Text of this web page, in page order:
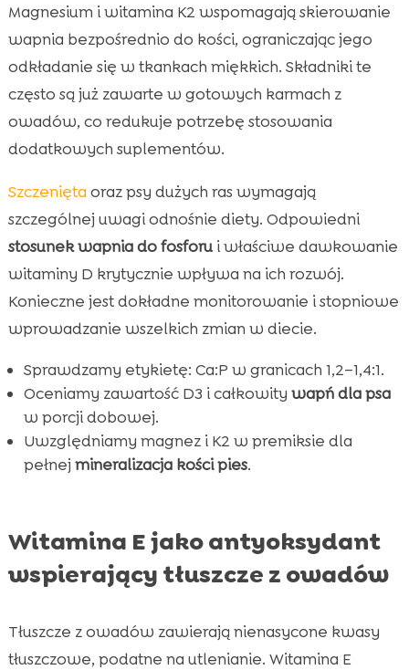
Magnesium i witamina K2 wspomagają skierowanie
wapnia bezpośrednio do kości, ograniczając jego
odkładanie się w tkankach miękkich. Składniki te
często są już zawarte w gotowych karmach z
owadów, co redukuje potrzebę stosowania
dodatkowych suplementów.
Szczenięta oraz psy dużych ras wymagają
szczególnej uwagi odnośnie diety. Odpowiedni
stosunek wapnia do fosforui właściwe dawkowanie
witaminy D krytycznie wpływa na ich rozwój.
Konieczne jest dokładne monitorowanie i stopniowe
wprowadzanie wszelkich zmian w diecie.
Sprawdzamy etykietę: Ca:P w granicach 1,2–1,4:1.
Oceniamy zawartość D3 i całkowity wapń dla psa
w porcji dobowej.
Uwzględniamy magnez i K2 w premiksie dla
pełnej mineralizacja kości pies.
Witamina E jako antyoksydant
wspierający tłuszcze z owadów
Tłuszcze z owadów zawierają nienasycone kwasy
tłuszczowe, podatne na utlenianie. Witamina E